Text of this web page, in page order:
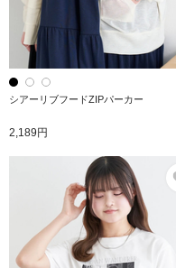
シアーリブフードZIPパーカー
2,189円